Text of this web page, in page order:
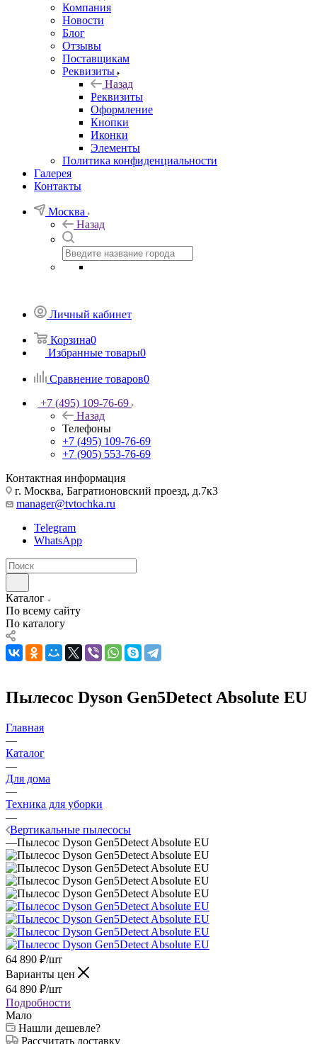
Компания
Новости
Блог
Отзывы
Поставщикам
Реквизиты
Назад
Реквизиты
Оформление
Кнопки
Иконки
Элементы
Политика конфиденциальности
Галерея
Контакты
Москва
Назад
Личный кабинет
Корзина0
Избранные товары0
Сравнение товаров0
+7 (495) 109-76-69
Назад
Телефоны
+7 (495) 109-76-69
+7 (905) 553-76-69
Контактная информация
г. Москва, Багратионовский проезд, д.7к3
manager@tvtochka.ru
Telegram
WhatsApp
Каталог
По всему сайту
По каталогу
Пылесос Dyson Gen5Detect Absolute EU
Главная
—
Каталог
—
Для дома
—
Техника для уборки
—
Вертикальные пылесосы
—Пылесос Dyson Gen5Detect Absolute EU
64 890 ₽/шт
Варианты цен
64 890 ₽/шт
Подробности
Мало
Нашли дешевле?
Рассчитать доставку